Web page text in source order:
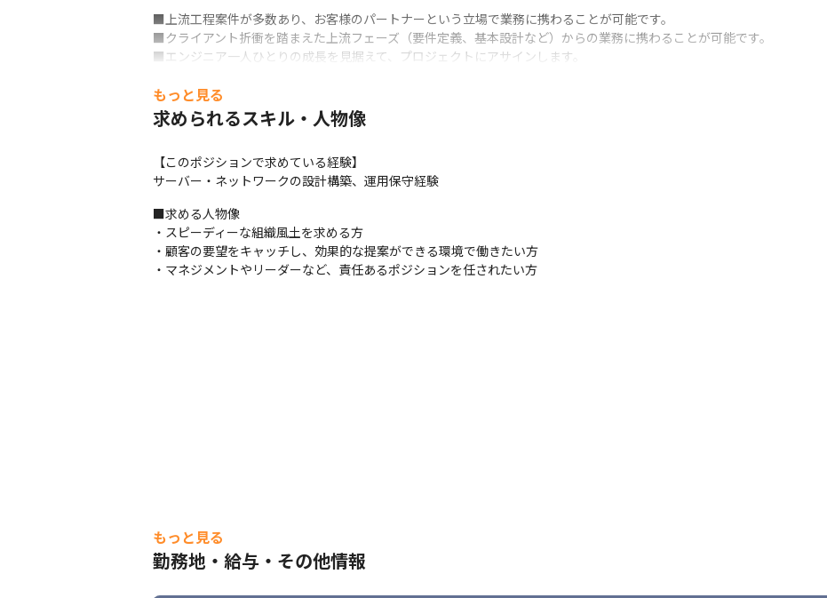
■上流工程案件が多数あり、お客様のパートナーという立場で業務に携わることが可能です。
■クライアント折衝を踏まえた上流フェーズ（要件定義、基本設計など）からの業務に携わることが可能です。
■エンジニア一人ひとりの成長を見据えて、プロジェクトにアサインします。
■キャリアデザインアドバイザー制度/定年再雇用制度で長期サポート。
■研修センターにて基礎/応用技術、資格取得支援など200以上の講座を用意。
他にもeラーニングサービス（自由に受講できる講座が多数）や通信教育の授業料補助制度などを設け社員の技術向上を
メンバーからの教育も行っているため、経験が浅くてもスキルアップできる環境が整っています。
（雇用例）
雇用形態：正社員
試用期間：あり（２か月）
就業時間：9:00～18:00（昼休憩：１時間）
もっと見る
求められるスキル・人物像
【このポジションで求めている経験】
サーバー・ネットワークの設計構築、運用保守経験
■求める人物像
・スピーディーな組織風土を求める方
・顧客の要望をキャッチし、効果的な提案ができる環境で働きたい方
・マネジメントやリーダーなど、責任あるポジションを任されたい方
もっと見る
勤務地・給与・その他情報